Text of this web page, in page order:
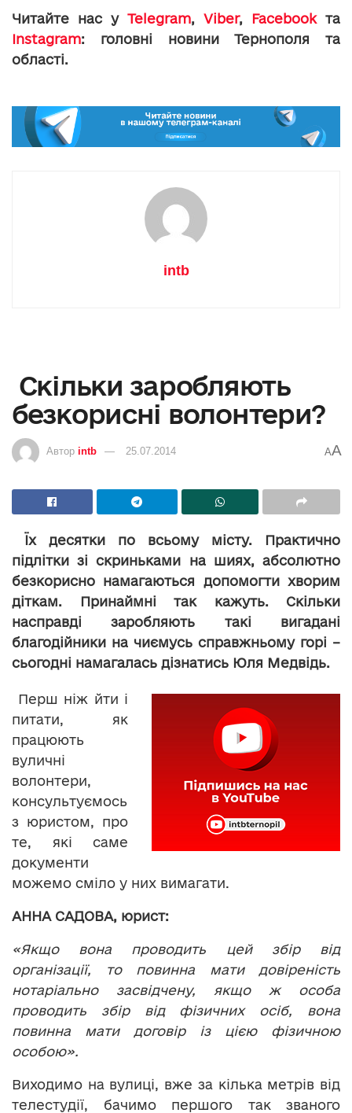
Читайте нас у Telegram, Viber, Facebookта
Instagram: головні новини Тернополя та
області.
intb
Скільки заробляють
безкорисні волонтери?
Автор intb 25.07.2014 AA
Їх десятки по всьому місту. Практично
підлітки зі скриньками на шиях, абсолютно
безкорисно намагаються допомогти хворим
діткам. Принаймні так кажуть. Скільки
насправді заробляють такі вигадані
благодійники на чиємусь справжньому горі –
сьогодні намагалась дізнатись Юля Медвідь.
Перш ніж йти і
питати, як
працюють
вуличні
волонтери,
консультуємось
з юристом, про
те, які саме
документи
можемо сміло у них вимагати.
АННА САДОВА, юрист:
«Якщо вона проводить цей збір від
організації, то повинна мати довіреність
нотаріально засвідчену, якщо ж особа
проводить збір від фізичних осіб, вона
повинна мати договір із цією фізичною
особою».
Виходимо на вулиці, вже за кілька метрів від
телестудії, бачимо першого так званого